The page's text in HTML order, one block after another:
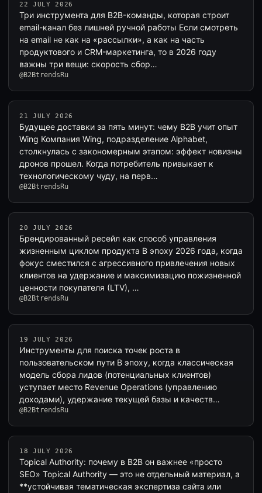
22 JULY 2026
Три инструмента для B2B-команды, которая строит
email-канал без лишней ручной работы Если смотреть
на email не как на «рассылки», а как на часть
продуктового и CRM-маркетинга, то в 2026 году
важны три вещи: скорость сбор…
@B2BtrendsRu
21 JULY 2026
Будущее доставки за пять минут: чему B2B учит опыт
Wing Компания Wing, подразделение Alphabet,
столкнулась с закономерным этапом: эффект новизны
дронов прошел. Когда потребитель привыкает к
технологическому чуду, на перв…
@B2BtrendsRu
20 JULY 2026
Брендированный ресейл как способ управления
жизненным циклом продукта В эпоху 2026 года, когда
фокус сместился с агрессивного привлечения новых
клиентов на удержание и максимизацию пожизненной
ценности покупателя (LTV), …
@B2BtrendsRu
19 JULY 2026
Инструменты для поиска точек роста в
пользовательском пути В эпоху, когда классическая
модель сбора лидов (потенциальных клиентов)
уступает место Revenue Operations (управлению
доходами), удержание текущей базы и качеств…
@B2BtrendsRu
18 JULY 2026
Topical Authority: почему в B2B он важнее «просто
SEO» Topical Authority — это не отдельный материал, а
**устойчивая тематическая экспертиза сайта или